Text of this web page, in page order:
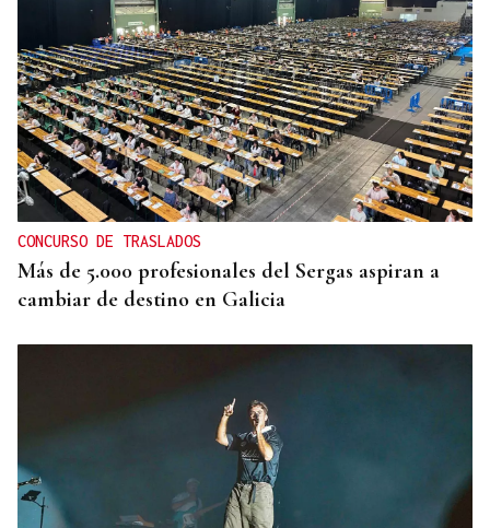
CONCURSO DE TRASLADOS
Más de 5.000 profesionales del Sergas aspiran a
cambiar de destino en Galicia